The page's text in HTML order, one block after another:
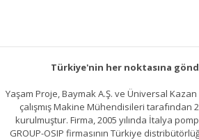
Türkiye'nin her noktasına
Yaşam Proje, Baymak A.Ş. ve Üniversal
çalışmış Makine Mühendisileri tarafından
kurulmuştur. Firma, 2005 yılında İtalya
GROUP-OSIP firmasının Türkiye